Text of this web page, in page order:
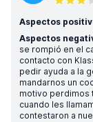
Aspectos
Aspectos
se rompió en el
contacto con
pedir ayuda a la
mandarnos un
motivo perdimos
cuando les
contestaron a